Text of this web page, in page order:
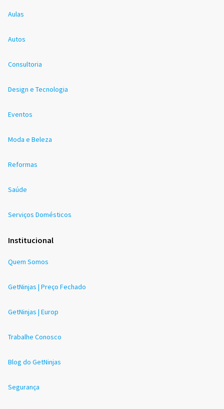
Aulas
Autos
Consultoria
Design e Tecnologia
Eventos
Moda e Beleza
Reformas
Saúde
Serviços Domésticos
Institucional
Quem Somos
GetNinjas | Preço Fechado
GetNinjas | Europ
Trabalhe Conosco
Blog do GetNinjas
Segurança